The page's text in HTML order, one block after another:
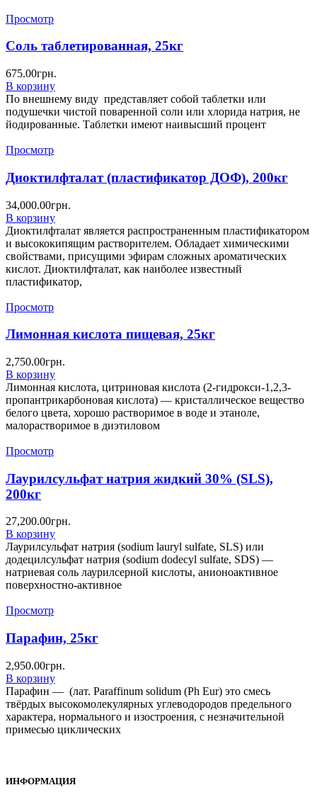
Просмотр
Соль таблетированная, 25кг
675.00грн.
В корзину
По внешнему виду представляет собой таблетки или
подушечки чистой поваренной соли или хлорида натрия, не
йодированные. Таблетки имеют наивысший процент
Просмотр
Диоктилфталат (пластификатор ДОФ), 200кг
34,000.00грн.
В корзину
Диоктилфталат является распространенным пластификатором
и высококипящим растворителем. Обладает химическими
свойствами, присущими эфирам сложных ароматических
кислот. Диоктилфталат, как наиболее известный
пластификатор,
Просмотр
Лимонная кислота пищевая, 25кг
2,750.00грн.
В корзину
Лимонная кислота, цитриновая кислота (2-гидрокси-1,2,3-
пропантрикарбоновая кислота) — кристаллическое вещество
белого цвета, хорошо растворимое в воде и этаноле,
малорастворимое в диэтиловом
Просмотр
Лаурилсульфат натрия жидкий 30% (SLS),
200кг
27,200.00грн.
В корзину
Лаурилсульфат натрия (sodium lauryl sulfate, SLS) или
додецилсульфат натрия (sodium dodecyl sulfate, SDS) —
натриевая соль лаурилсерной кислоты, анионоактивное
поверхностно-активное
Просмотр
Парафин, 25кг
2,950.00грн.
В корзину
Парафин — (лат. Paraffinum solidum (Ph Eur) это смесь
твёрдых высокомолекулярных углеводородов предельного
характера, нормального и изостроения, с незначительной
примесью циклических
ИНФОРМАЦИЯ